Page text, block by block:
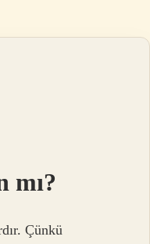
mı?
Çünkü